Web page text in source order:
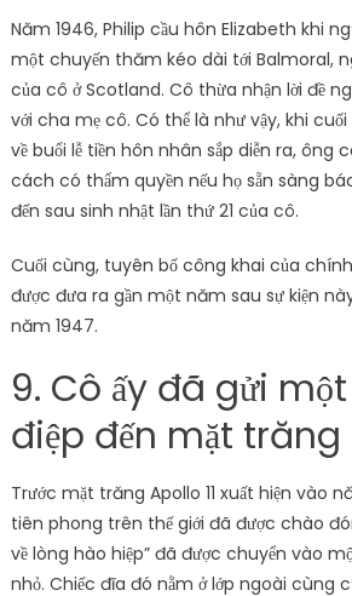
Năm 1946, Philip cầu hôn Elizabeth khi
một chuyến thăm kéo dài tới Balmoral,
của cô ở Scotland. Cô thừa nhận lời đề
với cha mẹ cô. Có thể là như vậy, khi
về buổi lễ tiền hôn nhân sắp diễn ra, ông
cách có thẩm quyền nếu họ sẵn sàng
đến sau sinh nhật lần thứ 21 của cô.
Cuối cùng, tuyên bố công khai của
được đưa ra gần một năm sau sự kiện
năm 1947.
9. Cô ấy đã gửi
điệp đến mặt trăng
Trước mặt trăng Apollo 11 xuất hiện vào
tiên phong trên thế giới đã được chào
về lòng hào hiệp” đã được chuyển vào
nhỏ. Chiếc đĩa đó nằm ở lớp ngoài cùng